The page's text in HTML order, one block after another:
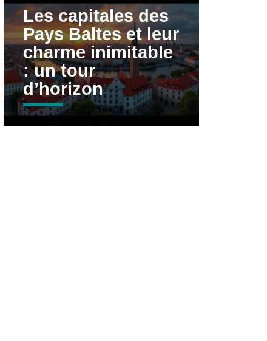
Les capitales des
Pays Baltes et leur
charme inimitable
: un tour
d’horizon